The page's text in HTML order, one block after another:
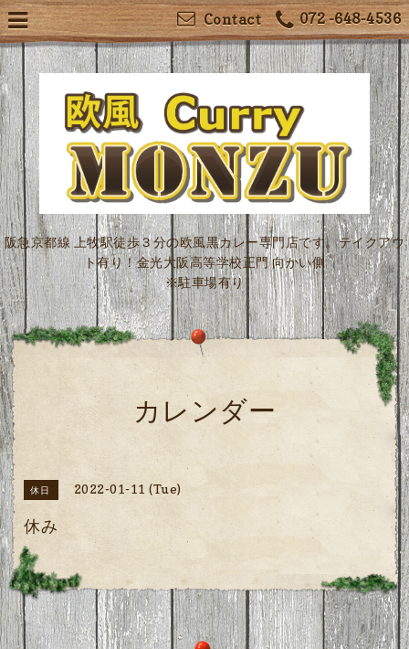
072 -648-4536
Contact
阪急京都線 上牧駅徒歩３分の欧風黒カレー専門店です。テイクアウ
ト有り！金光大阪高等学校正門 向かい側
※駐車場有り
カレンダー
休日 2022-01-11 (Tue)
休み